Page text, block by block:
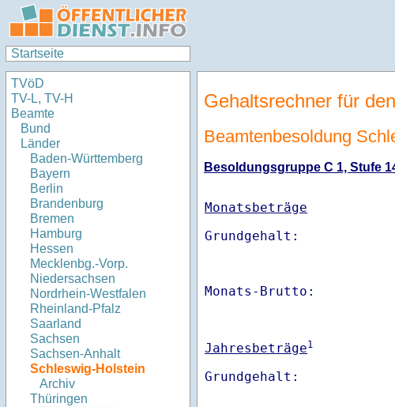
Startseite
TVöD
TV-L, TV-H
Beamte
Bund
Länder
Baden-Württemberg
Bayern
Berlin
Brandenburg
Bremen
Hamburg
Hessen
Mecklenbg.-Vorp.
Niedersachsen
Nordrhein-Westfalen
Rheinland-Pfalz
Saarland
Sachsen
Sachsen-Anhalt
Schleswig-Holstein
Archiv
Thüringen
Gehaltsrechner für
Beamtenbesoldung
Besoldungsgruppe C 1, Stufe
Monatsbeträge
Monats-
Jahresbeträge1